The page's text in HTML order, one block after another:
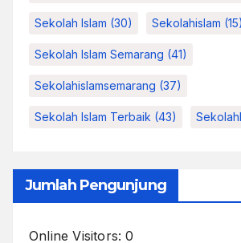
Sekolah Islam (30) Sekolahislam (15)
Sekolah Islam Semarang (41)
Sekolahislamsemarang (37)
Sekolah Islam Terbaik (43)
Jumlah Pengunjung
Online Visitors:0